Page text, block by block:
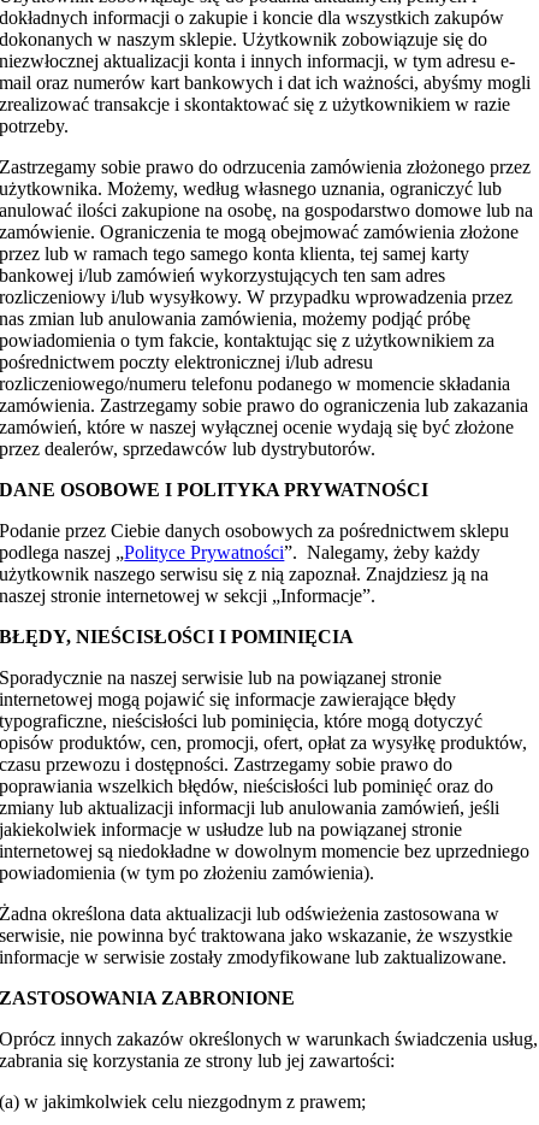
dokładnych informacji o zakupie i koncie dla wszystkich zakupów
dokonanych w naszym sklepie. Użytkownik zobowiązuje się do
niezwłocznej aktualizacji konta i innych informacji, w tym adresu e-
mail oraz numerów kart bankowych i dat ich ważności, abyśmy mogli
zrealizować transakcje i skontaktować się z użytkownikiem w razie
potrzeby.
Zastrzegamy sobie prawo do odrzucenia zamówienia złożonego przez
użytkownika. Możemy, według własnego uznania, ograniczyć lub
anulować ilości zakupione na osobę, na gospodarstwo domowe lub na
zamówienie. Ograniczenia te mogą obejmować zamówienia złożone
przez lub w ramach tego samego konta klienta, tej samej karty
bankowej i/lub zamówień wykorzystujących ten sam adres
rozliczeniowy i/lub wysyłkowy. W przypadku wprowadzenia przez
nas zmian lub anulowania zamówienia, możemy podjąć próbę
powiadomienia o tym fakcie, kontaktując się z użytkownikiem za
pośrednictwem poczty elektronicznej i/lub adresu
rozliczeniowego/numeru telefonu podanego w momencie składania
zamówienia. Zastrzegamy sobie prawo do ograniczenia lub zakazania
zamówień, które w naszej wyłącznej ocenie wydają się być złożone
przez dealerów, sprzedawców lub dystrybutorów.
DANE OSOBOWE I POLITYKA PRYWATNOŚCI
Podanie przez Ciebie danych osobowych za pośrednictwem sklepu
podlega naszej „Polityce Prywatności”. Nalegamy, żeby każdy
użytkownik naszego serwisu się z nią zapoznał. Znajdziesz ją na
naszej stronie internetowej w sekcji „Informacje”.
BŁĘDY, NIEŚCISŁOŚCI I POMINIĘCIA
Sporadycznie na naszej serwisie lub na powiązanej stronie
internetowej mogą pojawić się informacje zawierające błędy
typograficzne, nieścisłości lub pominięcia, które mogą dotyczyć
opisów produktów, cen, promocji, ofert, opłat za wysyłkę produktów,
czasu przewozu i dostępności. Zastrzegamy sobie prawo do
poprawiania wszelkich błędów, nieścisłości lub pominięć oraz do
zmiany lub aktualizacji informacji lub anulowania zamówień, jeśli
jakiekolwiek informacje w usłudze lub na powiązanej stronie
internetowej są niedokładne w dowolnym momencie bez uprzedniego
powiadomienia (w tym po złożeniu zamówienia).
Żadna określona data aktualizacji lub odświeżenia zastosowana w
serwisie, nie powinna być traktowana jako wskazanie, że wszystkie
informacje w serwisie zostały zmodyfikowane lub zaktualizowane.
ZASTOSOWANIA ZABRONIONE
Oprócz innych zakazów określonych w warunkach świadczenia usług,
zabrania się korzystania ze strony lub jej zawartości:
(a) w jakimkolwiek celu niezgodnym z prawem;